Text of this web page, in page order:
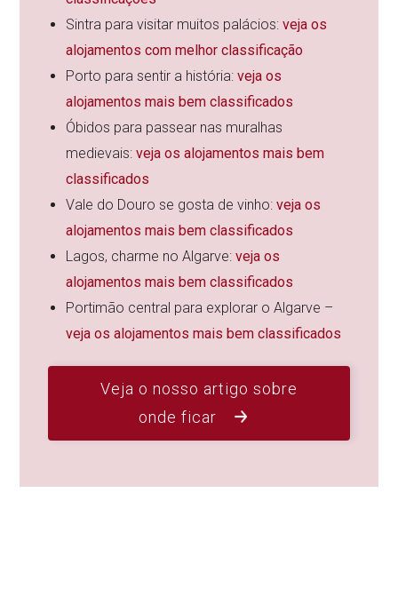
Sintra para visitar muitos palácios:veja os
alojamentos com melhor classificação
Porto para sentir a história:veja os
alojamentos mais bem classificados
Óbidos para passear nas muralhas
medievais:veja os alojamentos mais bem
classificados
Vale do Douro se gosta de vinho:veja os
alojamentos mais bem classificados
Lagos, charme no Algarve:veja os
alojamentos mais bem classificados
Portimão central para explorar o Algarve –
veja os alojamentos mais bem classificados
Veja o nosso artigo sobre
onde ficar